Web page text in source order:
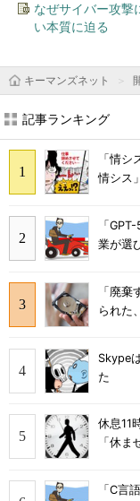
なぜサイバー攻撃
い本質に迫る
キーマンズネット
記事ランキング
「情
情シス
「
業が選
「廃
られた
Skype
た
休息11
「休ま
「C言